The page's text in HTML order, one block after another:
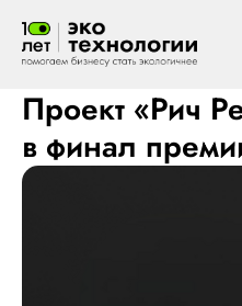
Проект «Рич
в финал